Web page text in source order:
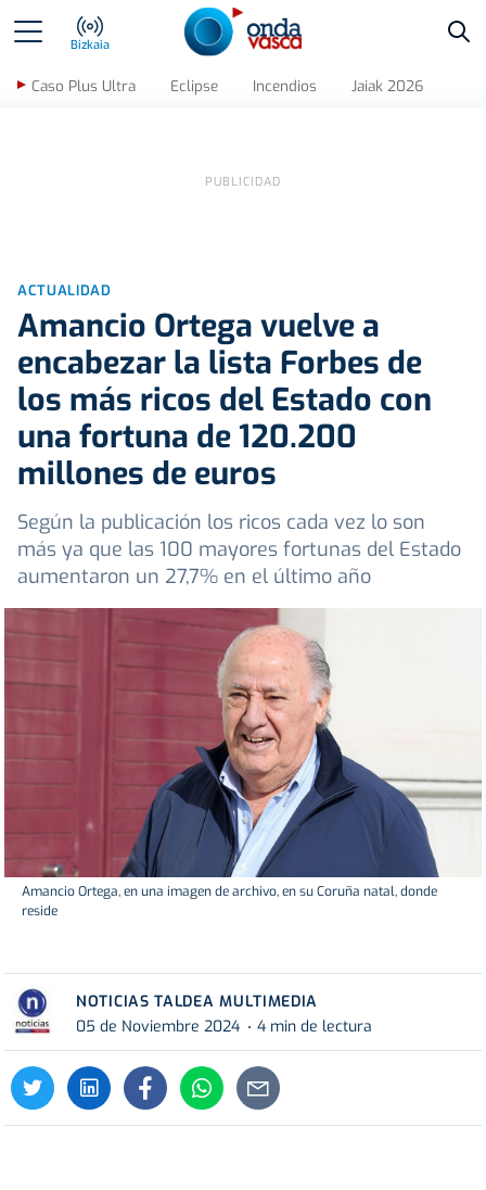
Bizkaia
Caso Plus Ultra Eclipse Incendios Jaiak 2026
ACTUALIDAD
Amancio Ortega vuelve a
encabezar la lista Forbes de
los más ricos del Estado con
una fortuna de 120.200
millones de euros
Según la publicación los ricos cada vez lo son
más ya que las 100 mayores fortunas del Estado
aumentaron un 27,7% en el último año
Amancio Ortega, en una imagen de archivo, en su Coruña natal, donde
reside
NOTICIAS TALDEA MULTIMEDIA
05 de Noviembre 2024
4 min de lectura